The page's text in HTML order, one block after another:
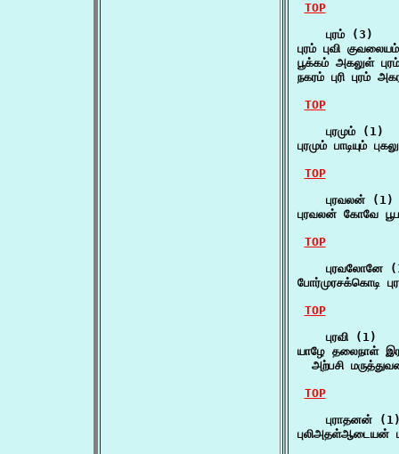
TOP
    புரம் (3)
புரம் புவி
பூக்கம் அகலுள்
நகரம் புரி புரம்
TOP
    புரமும் (1)
புரமும் பாடியும்
TOP
    புரவலன் (1)
புரவலன் கோவே
TOP
புரவலோனே
போர்முரசக்கொடி
TOP
    புரவி (1)
யாழே தலைநாள்
அற்பசி
TOP
புராதனன்
புலிஅதள்ஆடையன்